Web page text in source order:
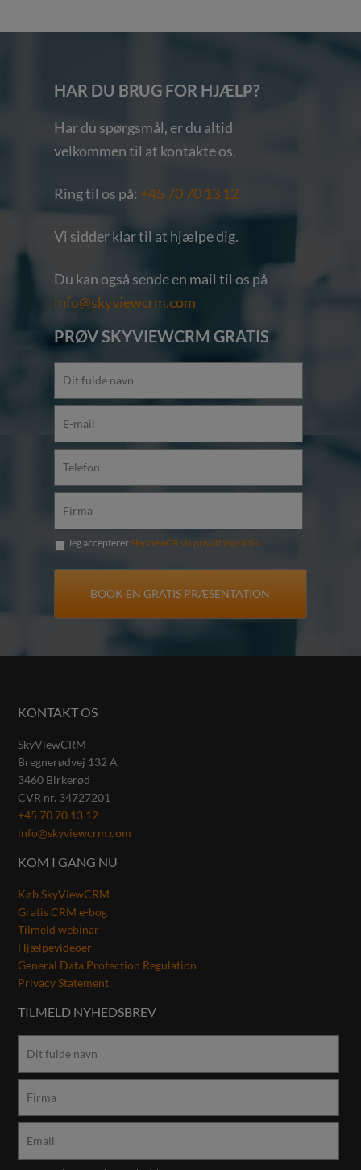
HAR DU BRUG FOR HJÆLP?
Har du spørgsmål, er du altid
velkommen til at kontakte os.
Ring til os på: +45 70 70 13 12
Vi sidder klar til at hjælpe dig.
Du kan også sende en mail til os på
info@skyviewcrm.com
PRØV SKYVIEWCRM GRATIS
Jeg accepterer SkyViewCRMs privatlivspolitik
KONTAKT OS
SkyViewCRM
Bregnerødvej 132 A
3460 Birkerød
CVR nr. 34727201
+45 70 70 13 12
info@skyviewcrm.com
KOM I GANG NU
Køb SkyViewCRM
Gratis CRM e-bog
Tilmeld webinar
Hjælpevideoer
General Data Protection Regulation
Privacy Statement
TILMELD NYHEDSBREV